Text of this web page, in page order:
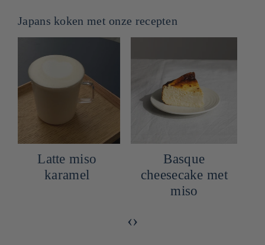
Japans koken met onze recepten
Basque
cheesecake met
Recept voor
gegrilde zalm
met rode miso
‹›